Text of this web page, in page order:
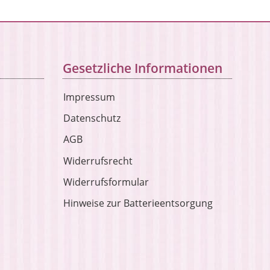
Gesetzliche Informationen
Impressum
Datenschutz
AGB
Widerrufsrecht
Widerrufsformular
Hinweise zur Batterieentsorgung